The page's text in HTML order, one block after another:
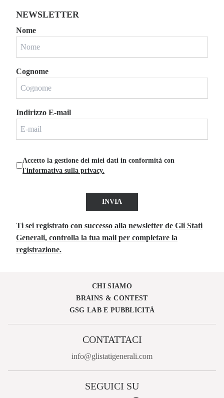
NEWSLETTER
Nome
Cognome
Indirizzo E-mail
Accetto la gestione dei miei dati in conformità con
l'informativa sulla privacy.
INVIA
Ti sei registrato con successo alla newsletter de Gli Stati
Generali, controlla la tua mail per completare la
registrazione.
CHI SIAMO
BRAINS & CONTEST
GSG LAB E PUBBLICITÀ
CONTATTACI
info@glistatigenerali.com
SEGUICI SU